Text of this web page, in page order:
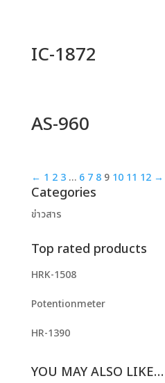
IC-1872
AS-960
← 1 2 3 … 6 7 8 9 10 11 12 →
Categories
ข่าวสาร
Top rated products
HRK-1508
Potentionmeter
HR-1390
YOU MAY ALSO LIKE…